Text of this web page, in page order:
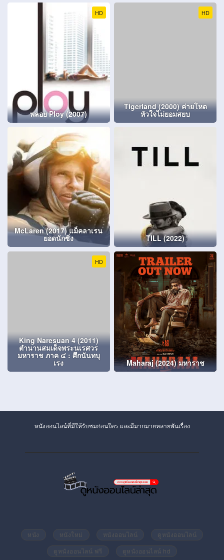
HD
พลอย Ploy (2007)
HD
Tigerland (2000) ค่ายโหด
หัวใจไม่ยอมสยบ
McLaren (2017) แม็คลาเรน
ยอดนักซิ่ง TILL (2022)
HD
King Naresuan 4 (2011)
ตำนานสมเด็จพระนเรศวร
มหาราช ภาค ๔ : ศึกนันทบุ
เรง Maharaj (2024) มหาราช
หนังออนไลน์ที่มีให้รับชมก่อนใคร และมีมากมายหลายพันเรื่อง
หนัง หนังใหม่ หนังออนไลน์
ดูหนังออนไลน์
ดูหนังออนไลน์ ฟรี
ดูหนังออนไลน์ hd